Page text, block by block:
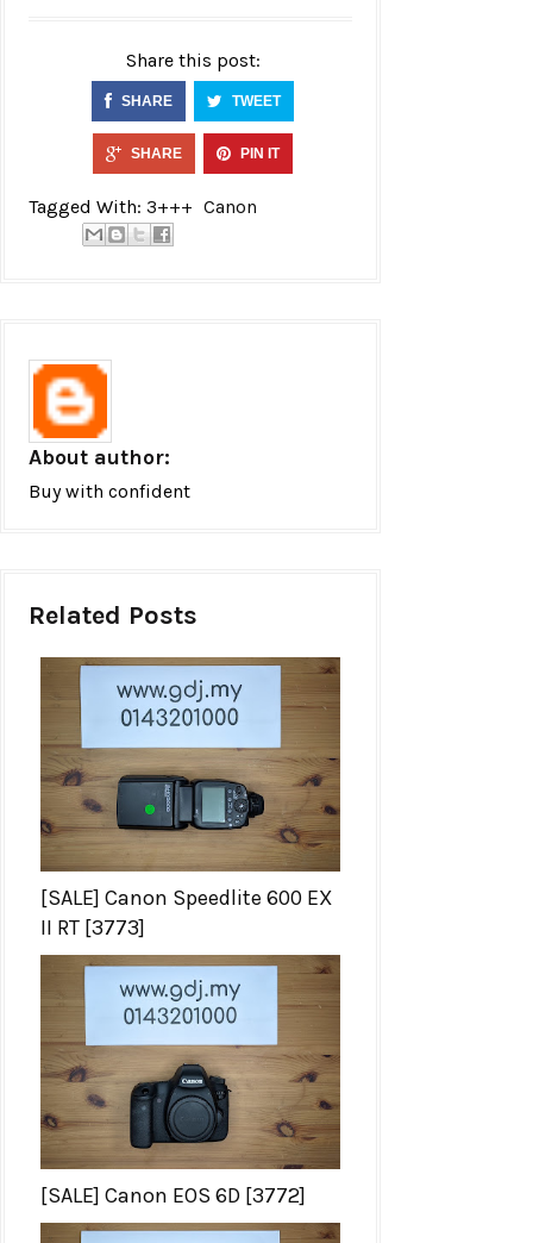
Share this post:
SHARE TWEET
SHARE PIN IT
Tagged With: 3+++ Canon
About author:
Buy with confident
Related Posts
[SALE] Canon Speedlite 600 EX
II RT [3773]
[SALE] Canon EOS 6D [3772]